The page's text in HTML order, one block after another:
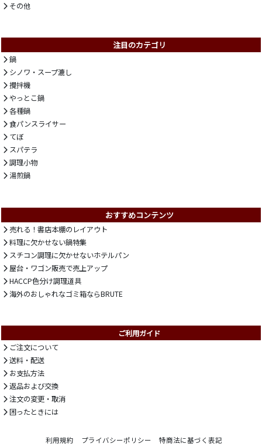
その他
注目のカテゴリ
鍋
シノワ・スープ漉し
攪拌機
やっとこ鍋
各種鍋
食パンスライサー
てぼ
スパテラ
調理小物
湯煎鍋
おすすめコンテンツ
売れる！書店本棚のレイアウト
料理に欠かせない鍋特集
スチコン調理に欠かせないホテルパン
屋台・ワゴン販売で売上アップ
HACCP色分け調理道具
海外のおしゃれなゴミ箱ならBRUTE
ご利用ガイド
ご注文について
送料・配送
お支払方法
返品および交換
注文の変更・取消
困ったときには
利用規約 プライバシーポリシー 特商法に基づく表記